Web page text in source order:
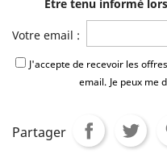
Être tenu informé
Votre email :
J'accepte de recevoir les
email. Je peux me
Partager